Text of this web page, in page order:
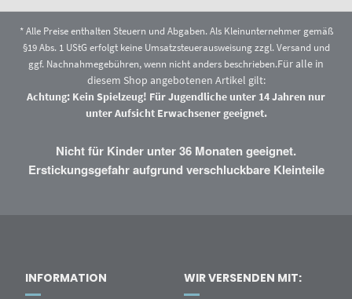
* Alle Preise enthalten Steuern und Abgaben. Als Kleinunternehmer gemäß
§19 Abs. 1 UStG erfolgt keine Umsatzsteuerausweisung zzgl.Versand und
ggf. Nachnahmegebühren, wenn nicht anders beschrieben.Für alle in
diesem Shop angebotenen Artikel gilt:
Achtung: Kein Spielzeug! Für Jugendliche unter 14 Jahren nur
unter Aufsicht Erwachsener geeignet.
Nicht für Kinder unter 36 Monaten geeignet.
Erstickungsgefahr aufgrund verschluckbare Kleinteile
INFORMATION WIR VERSENDEN MIT: